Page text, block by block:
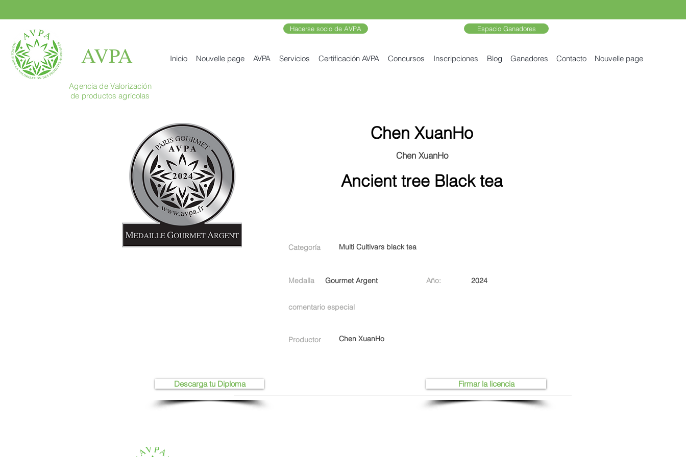
AVPA
Hacerse socio de AVPA Espacio Ganadores
Inicio Nouvelle page AVPA Servicios Certificación AVPA Concursos Inscripciones Blog Ganadores Contacto Nouvelle page
Agencia de Valorización
de productos agrícolas
Chen XuanHo
Chen XuanHo
Ancient tree Black tea
Categoría Multi Cultivars black tea
Medalla Gourmet Argent Año: 2024
comentario especial
Productor Chen XuanHo
Firmar la licencia
Descarga tu Diploma